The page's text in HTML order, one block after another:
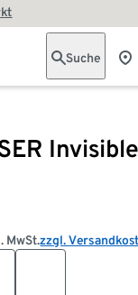
Suche
MwSt.zzgl.